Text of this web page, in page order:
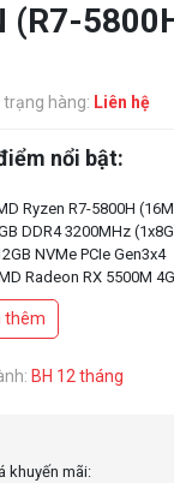
trạng hàng: Liên hệ
nổi bật:
Ryzen R7-5800H
DDR4 3200MHz
NVMe PCIe Gen3x4
Radeon RX 5500M
FHD IPS 60Hz
52WHrs
KB(Red)
thêm
BH 12 tháng
khuyến mãi: